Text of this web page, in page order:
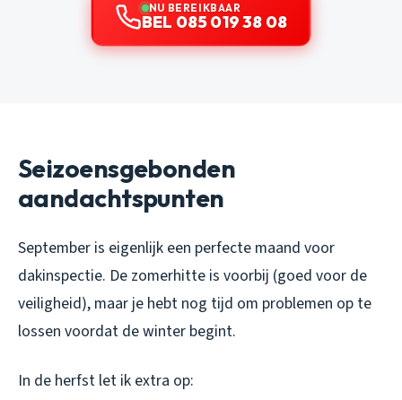
NU BEREIKBAAR
BEL 085 019 38 08
Seizoensgebonden
aandachtspunten
September is eigenlijk een perfecte maand voor
dakinspectie. De zomerhitte is voorbij (goed voor de
veiligheid), maar je hebt nog tijd om problemen op te
lossen voordat de winter begint.
In de herfst let ik extra op: